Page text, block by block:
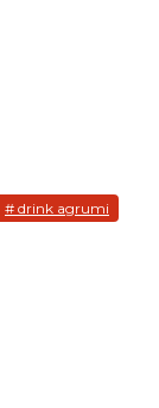
# drink agrumi